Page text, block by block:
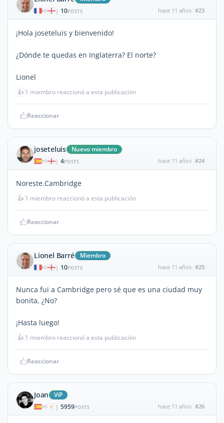
| 10POSTS hace 11 años #23
¡Hola joseteluis y bienvenido!
¿Dónde te quedas en Inglaterra? El norte?
Lionel
👍 1 miembro reaccionó a esta publicación
Reaccionar
joseteluis Nuevo miembro
| 4POSTS hace 11 años #24
Noreste.Cambridge
👍 1 miembro reaccionó a esta publicación
Reaccionar
Lionel Barré Miembro
| 10POSTS hace 11 años #25
Nunca fui a Cambridge pero sé que es una ciudad muy
bonita, ¿No?
¡Hasta luego!
👍 1 miembro reaccionó a esta publicación
Reaccionar
Joan ViP
| 5959POSTS hace 11 años #26